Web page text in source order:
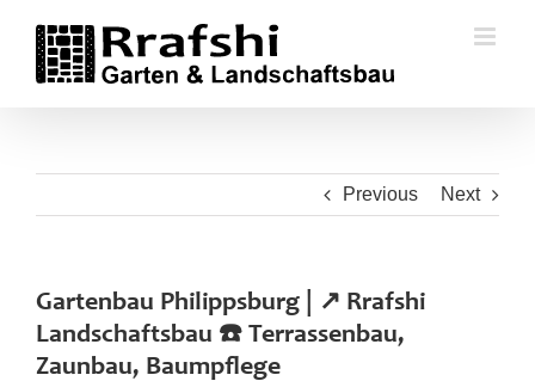
content
Previous Next
Gartenbau Philippsburg | ↗️ Rrafshi
Landschaftsbau ☎️ Terrassenbau,
Zaunbau, Baumpflege